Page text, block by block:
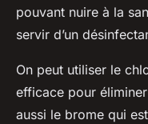
pouvant nuire à la
servir d’un
On peut utiliser le
efficace pour
aussi le brome qui